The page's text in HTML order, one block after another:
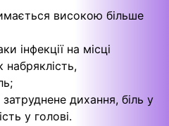
високою більше
інфекції на місці
набряклість,
дихання, біль у
у голові.